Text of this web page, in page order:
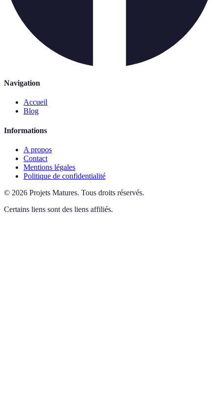
Navigation
Accueil
Blog
Informations
A propos
Contact
Mentions légales
Politique de confidentialité
© 2026 Projets Matures. Tous droits réservés.
Certains liens sont des liens affiliés.